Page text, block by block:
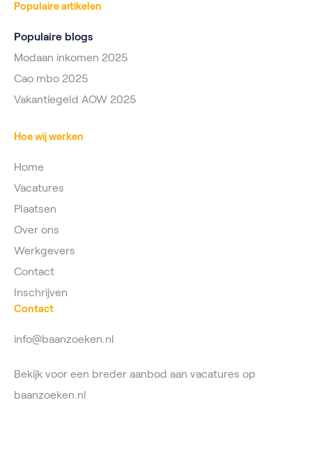
Populaire artikelen
Populaire blogs
Modaan inkomen 2025
Cao mbo 2025
Vakantiegeld AOW 2025
Hoe wij werken
Home
Vacatures
Plaatsen
Over ons
Werkgevers
Contact
Inschrijven
Contact
info@baanzoeken.nl
Bekijk voor een breder aanbod aan vacatures op
baanzoeken.nl